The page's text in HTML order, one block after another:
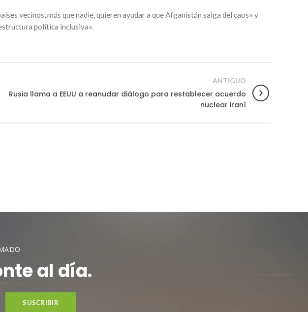
vecinos, más que nadie, quieren ayudar a que Afganistán salga del caos» y
política inclusiva».
ANTIGUO
Rusia llama a EEUU a reanudar diálogo para restablecer acuerdo
nuclear iraní
al día.